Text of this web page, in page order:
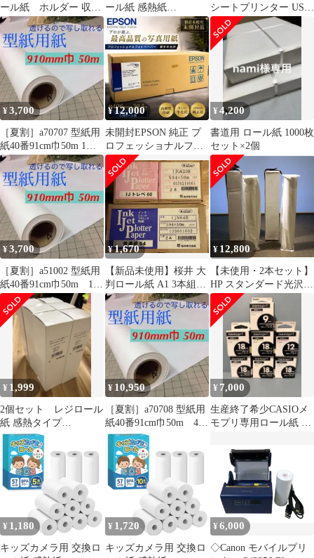
ール紙 ホルダー 収納
付き
ール紙 感熱紙
57×25mm 詰め替え プ
リント用紙 トイカメラ
（15巻）
シートプリンター USB
接続 印刷確認済み 現状
品
¥3,700
［夏割］a70707 型紙用
紙40番91cm巾50m 1本
新品パターン用紙
¥12,000
未開封EPSON 純正 プ
ロフェッショナルフォ
トペーパー
406mm×30.5m
¥4,200
書道用 ロール紙 1000枚
セット×2個
¥3,700
［夏割］a51002 型紙用
紙40番91cm巾50m 1
本 新品パターン用紙
¥1,670
【新品未使用】桜井 大
判ロール紙 A1 3本組
（トレペ / 普通紙 ）
¥ 12,800
【未使用・2本セット】
HP スタンダード光沢フ
ォト用紙 610mm×30.5m
¥ 1,999
2個セット レジロール
紙 感熱タイプ
5880SKFH80M 5巻入エ
アレジ対応
¥ 10,950
［夏割］a70708 型紙用
紙40番91cm巾50m 4
本 新品パターン用紙
¥ 7,000
生産終了希少CASIOメ
モプリ専用ロール紙 7
¥ 1,180
キッズカメラ用 交換ロ
¥ 1,720
キッズカメラ用 交換ロ
¥6,000
◇Canon モバイルプリ